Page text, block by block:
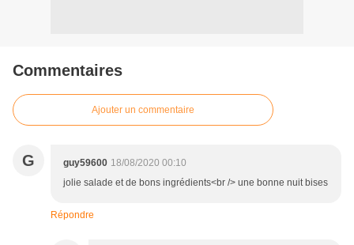
Commentaires
Ajouter un commentaire
G guy59600 18/08/2020 00:10
jolie salade et de bons ingrédients<br /> une bonne nuit bises
Répondre